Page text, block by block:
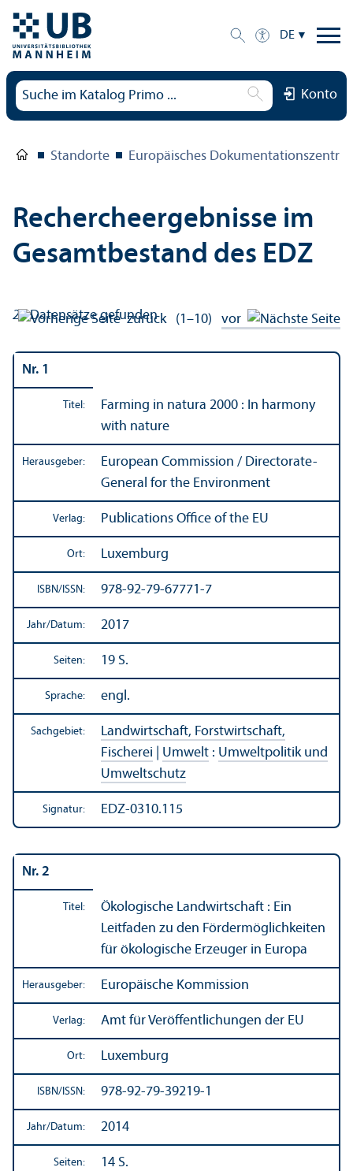
DE
Konto
Standorte Europäisches
Rechercheergebnisse im
Gesamtbestand des EDZ
24Datensätze gefunden
zurück (1–10) vor
Nr. 1
Titel:
Farming in natura 2000 : In harmony
with nature
Herausgeber:
European Commission / Directorate-
General for the Environment
Verlag: Publications Office of the EU
Ort: Luxemburg
ISBN/ ISSN: 978-92-79-67771-7
Jahr/Datum: 2017
Seiten: 19 S.
Sprache: engl.
Sachgebiet:
Landwirtschaft, Forstwirtschaft,
Fischerei
Umwelt : Umweltpolitik und
Umweltschutz
Signatur: EDZ-0310.115
Nr. 2
Titel:
Ökologische Landwirtschaft : Ein
Leitfaden zu den Förder­möglichkeiten
für ökologische Erzeuger in Europa
Herausgeber: Europäische Kommission
Verlag: Amt für Veröffentlichungen der EU
Ort: Luxemburg
ISBN/ ISSN: 978-92-79-39219-1
Jahr/Datum: 2014
Seiten: 14 S.